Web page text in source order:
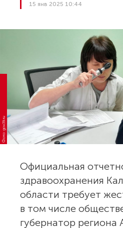
15 янв 2025 10:44
Фото: gov39.ru
Официальная
здравоохранения
области требует
в том числе
губернатор региона